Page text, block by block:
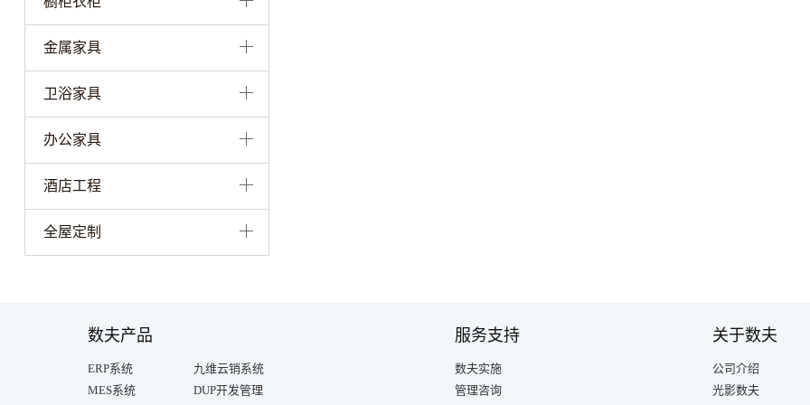
金属家具
卫浴家具
办公家具
酒店工程
全屋定制
数夫产品
ERP系统
MES系统
九维云销系统
DUP开发管理
服务支持
数夫实施
管理咨询
关于数夫
公司介绍
光影数夫